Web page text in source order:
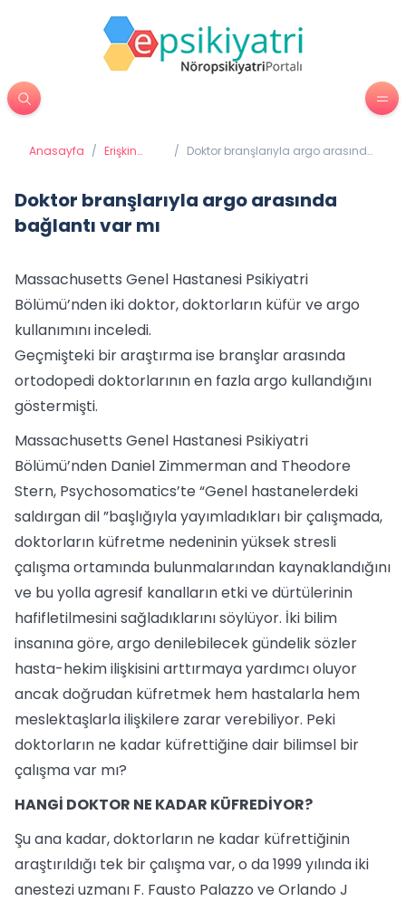
Anasayfa / Erişkin
/ Doktor branşlarıyla argo arasında
Doktor branşlarıyla argo arasında
bağlantı var mı
Massachusetts Genel Hastanesi Psikiyatri
Bölümü’nden iki doktor, doktorların küfür ve argo
kullanımını inceledi.
Geçmişteki bir araştırma ise branşlar arasında
ortodopedi doktorlarının en fazla argo kullandığını
göstermişti.
Massachusetts Genel Hastanesi Psikiyatri
Bölümü’nden Daniel Zimmerman and Theodore
Stern, Psychosomatics’te “Genel hastanelerdeki
saldırgan dil ”başlığıyla yayımladıkları bir çalışmada,
doktorların küfretme nedeninin yüksek stresli
çalışma ortamında bulunmalarından kaynaklandığını
ve bu yolla agresif kanalların etki ve dürtülerinin
hafifletilmesini sağladıklarını söylüyor. İki bilim
insanına göre, argo denilebilecek gündelik sözler
hasta-hekim ilişkisini arttırmaya yardımcı oluyor
ancak doğrudan küfretmek hem hastalarla hem
meslektaşlarla ilişkilere zarar verebiliyor. Peki
doktorların ne kadar küfrettiğine dair bilimsel bir
çalışma var mı?
HANGİ DOKTOR NE KADAR KÜFREDİYOR?
Şu ana kadar, doktorların ne kadar küfrettiğinin
araştırıldığı tek bir çalışma var, o da 1999 yılında iki
anestezi uzmanı F. Fausto Palazzo ve Orlando J